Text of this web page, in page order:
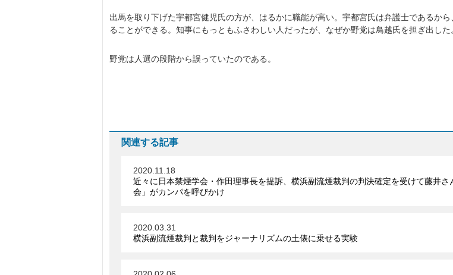
出馬を取り下げた宇都宮健児氏の方が、はるかに職能が高い。宇都宮氏は弁護士であるか
ることができる。知事にもっともふさわしい人だったが、なぜか野党は鳥越氏を担ぎ出した
野党は人選の段階から誤っていたのである。
関連する記事
2020.11.18
近々に日本禁煙学会・作田理事長を提訴、横浜副流煙裁判の判決確定を受けて藤井
会」がカンパを呼びかけ
2020.03.31
横浜副流煙裁判と裁判をジャーナリズムの土俵に乗せる実験